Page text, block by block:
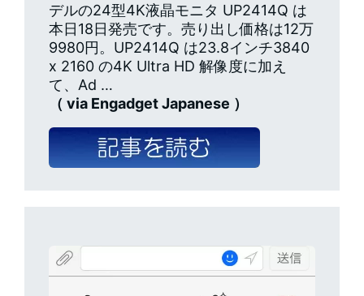
デルの24型4K液晶モニタ UP2414Q は
本日18日発売です。売り出し価格は12万
9980円。UP2414Q は23.8インチ3840
x 2160 の4K Ultra HD 解像度に加え
て、Ad …
（ via Engadget Japanese ）